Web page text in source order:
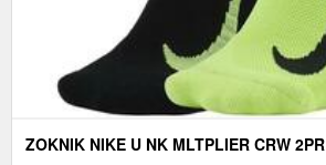
ZOKNIK NIKE U NK MLTPLIER CRW 2PR